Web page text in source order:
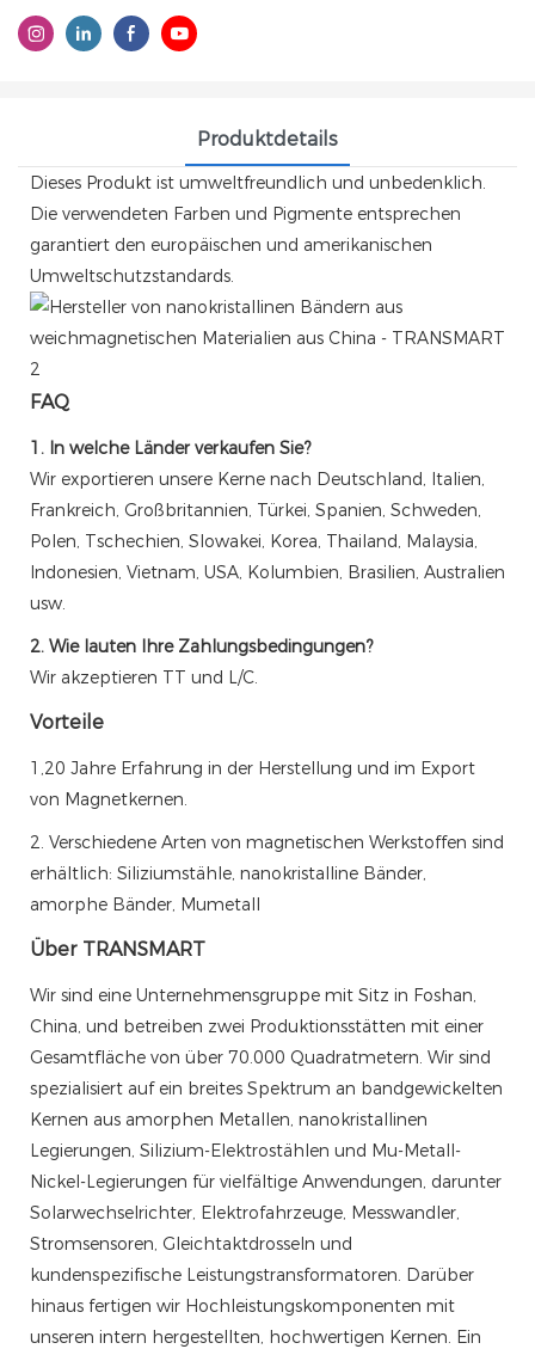
Produktdetails
Dieses Produkt ist umweltfreundlich und unbedenklich.
Die verwendeten Farben und Pigmente entsprechen
garantiert den europäischen und amerikanischen
Umweltschutzstandards.
FAQ
1. In welche Länder verkaufen Sie?
Wir exportieren unsere Kerne nach Deutschland, Italien,
Frankreich, Großbritannien, Türkei, Spanien, Schweden,
Polen, Tschechien, Slowakei, Korea, Thailand, Malaysia,
Indonesien, Vietnam, USA, Kolumbien, Brasilien, Australien
usw.
2. Wie lauten Ihre Zahlungsbedingungen?
Wir akzeptieren TT und L/C.
Vorteile
1,20 Jahre Erfahrung in der Herstellung und im Export
von Magnetkernen.
2. Verschiedene Arten von magnetischen Werkstoffen sind
erhältlich: Siliziumstähle, nanokristalline Bänder,
amorphe Bänder, Mumetall
Über TRANSMART
Wir sind eine Unternehmensgruppe mit Sitz in Foshan,
China, und betreiben zwei Produktionsstätten mit einer
Gesamtfläche von über 70.000 Quadratmetern. Wir sind
spezialisiert auf ein breites Spektrum an bandgewickelten
Kernen aus amorphen Metallen, nanokristallinen
Legierungen, Silizium-Elektrostählen und Mu-Metall-
Nickel-Legierungen für vielfältige Anwendungen, darunter
Solarwechselrichter, Elektrofahrzeuge, Messwandler,
Stromsensoren, Gleichtaktdrosseln und
kundenspezifische Leistungstransformatoren. Darüber
hinaus fertigen wir Hochleistungskomponenten mit
unseren intern hergestellten, hochwertigen Kernen. Ein